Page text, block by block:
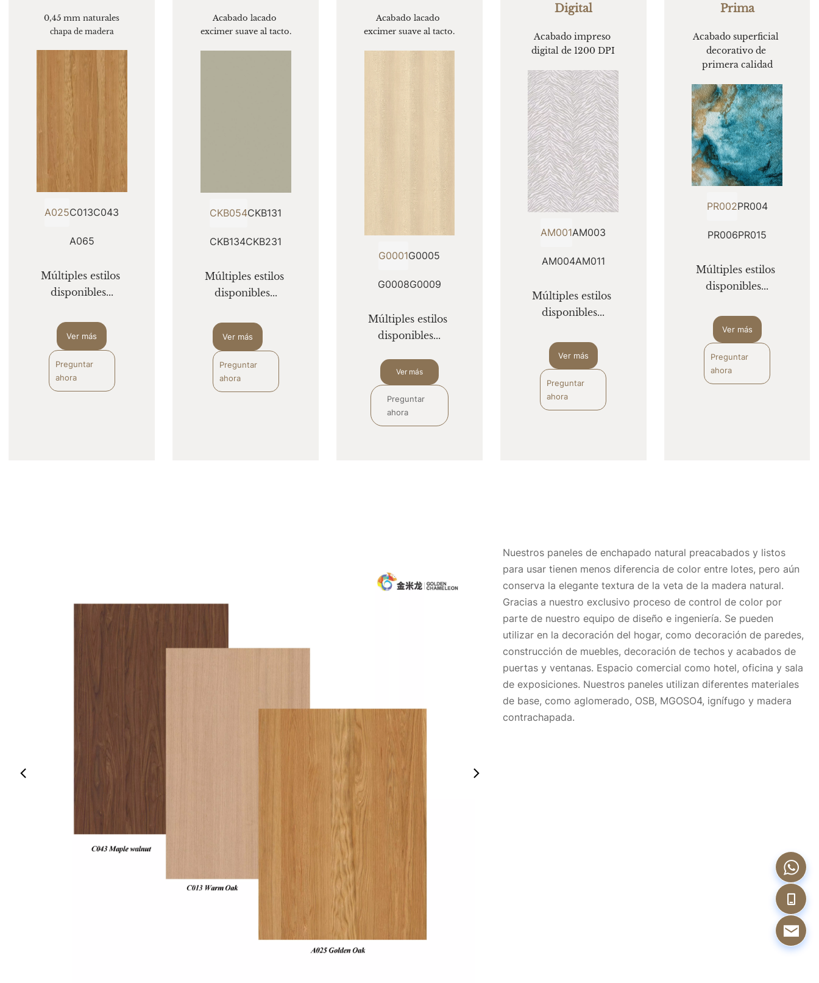
0,45 mm naturales
chapa de madera
A025C013C043
A065
Múltiples estilos
disponibles...
Ver más
Preguntar
ahora
Acabado lacado
excimer suave al tacto.
CKB054CKB131
CKB134CKB231
Múltiples estilos
disponibles...
Ver más
Preguntar
ahora
Acabado lacado
excimer suave al tacto.
G0001G0005
G0008G0009
Múltiples estilos
disponibles...
Ver más
Preguntar
ahora
Digital
Acabado impreso
digital de 1200 DPI
AM001AM003
AM004AM011
Múltiples estilos
disponibles...
Ver más
Preguntar
ahora
Prima
Acabado superficial
decorativo de
primera calidad
PR002PR004
PR006PR015
Múltiples estilos
disponibles...
Ver más
Preguntar
ahora
Nuestros paneles de enchapado natural preacabados y listos
para usar tienen menos diferencia de color entre lotes, pero aún
conserva la elegante textura de la veta de la madera natural.
Gracias a nuestro exclusivo proceso de control de color por
parte de nuestro equipo de diseño e ingeniería. Se pueden
utilizar en la decoración del hogar, como decoración de paredes,
construcción de muebles, decoración de techos y acabados de
puertas y ventanas. Espacio comercial como hotel, oficina y sala
de exposiciones. Nuestros paneles utilizan diferentes materiales
de base, como aglomerado, OSB, MGOSO4, ignífugo y madera
contrachapada.